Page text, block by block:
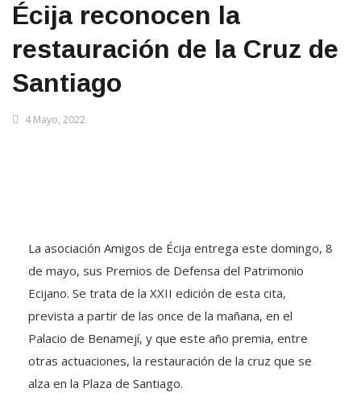
Écija reconocen la
restauración de la Cruz de
Santiago
4 Mayo, 2022
La asociación Amigos de Écija entrega este domingo, 8
de mayo, sus Premios de Defensa del Patrimonio
Ecijano. Se trata de la XXII edición de esta cita,
prevista a partir de las once de la mañana, en el
Palacio de Benamejí, y que este año premia, entre
otras actuaciones, la restauración de la cruz que se
alza en la Plaza de Santiago.